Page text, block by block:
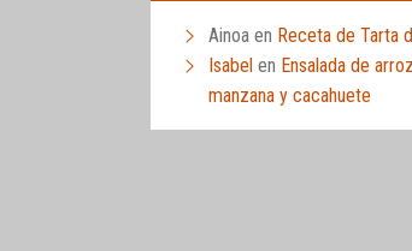
Ainoa en Receta de Tarta
Isabel en Ensalada de
manzana y cacahuete